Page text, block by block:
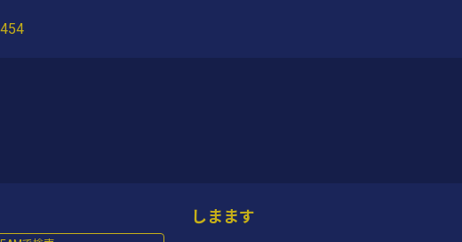
しまます